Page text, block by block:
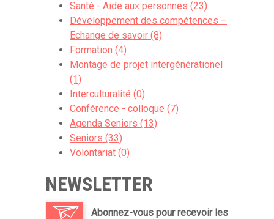
Santé - Aide aux personnes (23)
Développement des compétences –
Echange de savoir (8)
Formation (4)
Montage de projet intergénérationel
(1)
Interculturalité (0)
Conférence - colloque (7)
Agenda Seniors (13)
Seniors (33)
Volontariat (0)
NEWSLETTER
Abonnez-vous pour recevoir les